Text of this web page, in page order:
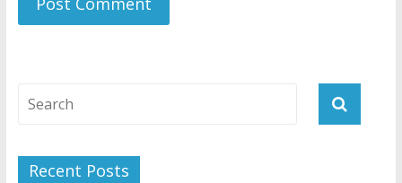
Recent Posts